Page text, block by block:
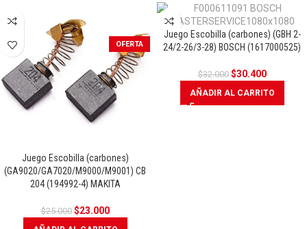
OFERTA
Juego Escobilla (carbones)
(GA9020/GA7020/M9000/M9001) CB
204 (194992-4) MAKITA
$25.000 $23.000
OFERTA
Juego Escobilla (carbones) (GBH 2-
24/2-26/3-28) BOSCH (1617000525)
$32.000 $30.400
AÑADIR AL CARRITO